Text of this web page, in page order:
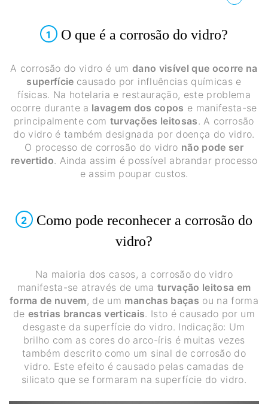
1 O que é a corrosão do vidro?
A corrosão do vidro é um dano visível que ocorre na
superfície causado por influências químicas e
físicas. Na hotelaria e restauração, este problema
ocorre durante a lavagem dos copos e manifesta-se
principalmente com turvações leitosas. A corrosão
do vidro é também designada por doença do vidro.
O processo de corrosão do vidro não pode ser
revertido. Ainda assim é possível abrandar processo
e assim poupar custos.
2 Como pode reconhecer a corrosão do
vidro?
Na maioria dos casos, a corrosão do vidro
manifesta-se através de umaturvação leitosa em
forma de nuvem, de um manchas baças ou na forma
de estrias brancas verticais. Isto é causado por um
desgaste da superfície do vidro. Indicação: Um
brilho com as cores do arco-íris é muitas vezes
também descrito como um sinal de corrosão do
vidro. Este efeito é causado pelas camadas de
silicato que se formaram na superfície do vidro.